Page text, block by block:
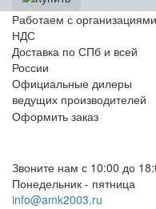
Работаем с
НДС
Доставка по СПб и всей
России
Официальные дилеры
ведущих производителей
Оформить заказ
Звоните нам с 10:00 до
Понедельник - пятница
info@amk2003.ru